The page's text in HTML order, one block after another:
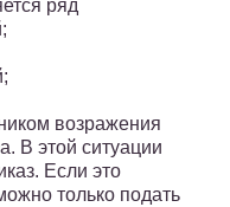
ряд
возражения
В этой ситуации
Если это
только подать